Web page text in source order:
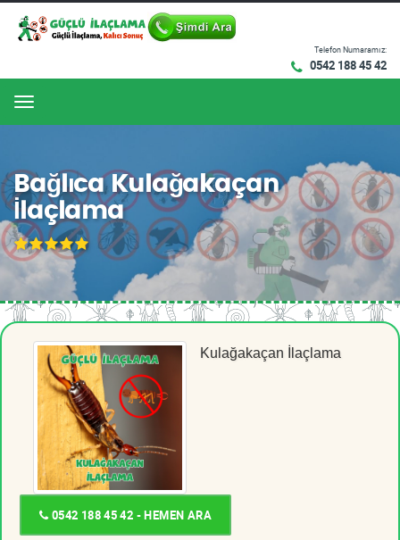
Telefon Numaramız:
0542 188 45 42
Menu
Bağlıca Kulağakaçan
İlaçlama
Kulağakaçan İlaçlama
0542 188 45 42 - HEMEN ARA